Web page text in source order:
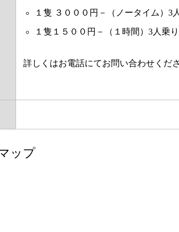
１隻 ３０００円－（ノータイム）
１隻１５００円－（１時間）3人乗
詳しくはお電話にてお問い合わせくださ
ップ